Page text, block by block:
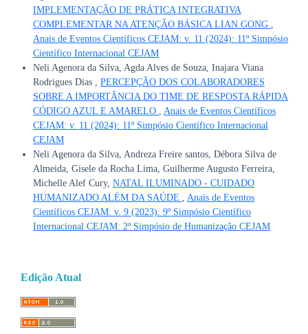
IMPLEMENTAÇÃO DE PRÁTICA INTEGRATIVA
COMPLEMENTAR NA ATENÇÃO BÁSICA LIAN GONG
Anais de Eventos Científicos CEJAM: v. 11 (2024): 11º Simpósio
Científico Internacional CEJAM
Neli Agenora da Silva, Agda Alves de Souza, Inajara Viana
Rodrigues Dias , PERCEPÇÃO DOS COLABORADORES
SOBRE A IMPORTÂNCIA DO TIME DE RESPOSTA RÁPIDA
CÓDIGO AZUL E AMARELO
Anais de Eventos Científicos
CEJAM: v. 11 (2024): 11º Simpósio Científico Internacional
CEJAM
Neli Agenora da Silva, Andreza Freire santos, Débora Silva de
Almeida, Gisele da Rocha Lima, Guilherme Augusto Ferreira,
Michelle Alef Cury, NATAL ILUMINADO - CUIDADO
HUMANIZADO ALÉM DA SAÚDE
Anais de Eventos
Científicos CEJAM: v. 9 (2023): 9º Simpósio Científico
Internacional CEJAM: 2º Simpósio de Humanização CEJAM
Edição Atual